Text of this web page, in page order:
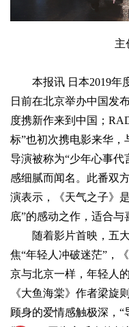
主
本报讯 日本2019年
日前在北京举办中国发
度携新作来到中国；
标”也初次携电影来华
导演被称为“少年心事代
感细腻而闻名。此番双
演表示，《天气之子》
底”的感动之作，适合与
随着影片首映，五
焦“年轻人冲破迷茫”，
京与北京一样，年轻人
《大鱼海棠》作者梁旋
顾身的爱情感触极深，